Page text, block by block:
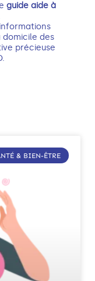
guide aide à
domicile des
précieuse
& BIEN-ÊTRE